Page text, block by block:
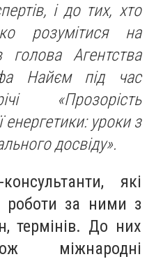
і до тих, хто
розумітися на
голова Агентства
Найєм під час
«Прозорість
енергетики: уроки з
досвіду».
які
роботи за ними з
термінів. До них
міжнародні